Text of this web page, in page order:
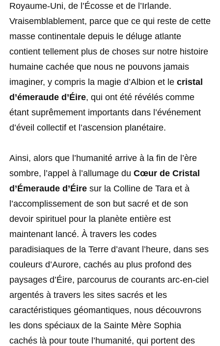
Royaume-Uni, de l’Écosse et de l’Irlande.
Vraisemblablement, parce que ce qui reste de cette
masse continentale depuis le déluge atlante
contient tellement plus de choses sur notre histoire
humaine cachée que nous ne pouvons jamais
imaginer, y compris la magie d’Albion et le cristal
d’émeraude d’Éire, qui ont été révélés comme
étant suprêmement importants dans l’événement
d’éveil collectif et l’ascension planétaire.
Ainsi, alors que l’humanité arrive à la fin de l’ère
sombre, l’appel à l’allumage du Cœur de Cristal
d’Émeraude d’Éire sur la Colline de Tara et à
l’accomplissement de son but sacré et de son
devoir spirituel pour la planète entière est
maintenant lancé. À travers les codes
paradisiaques de la Terre d’avant l’heure, dans ses
couleurs d’Aurore, cachés au plus profond des
paysages d’Éire, parcourus de courants arc-en-ciel
argentés à travers les sites sacrés et les
caractéristiques géomantiques, nous découvrons
les dons spéciaux de la Sainte Mère Sophia
cachés là pour toute l’humanité, qui portent des